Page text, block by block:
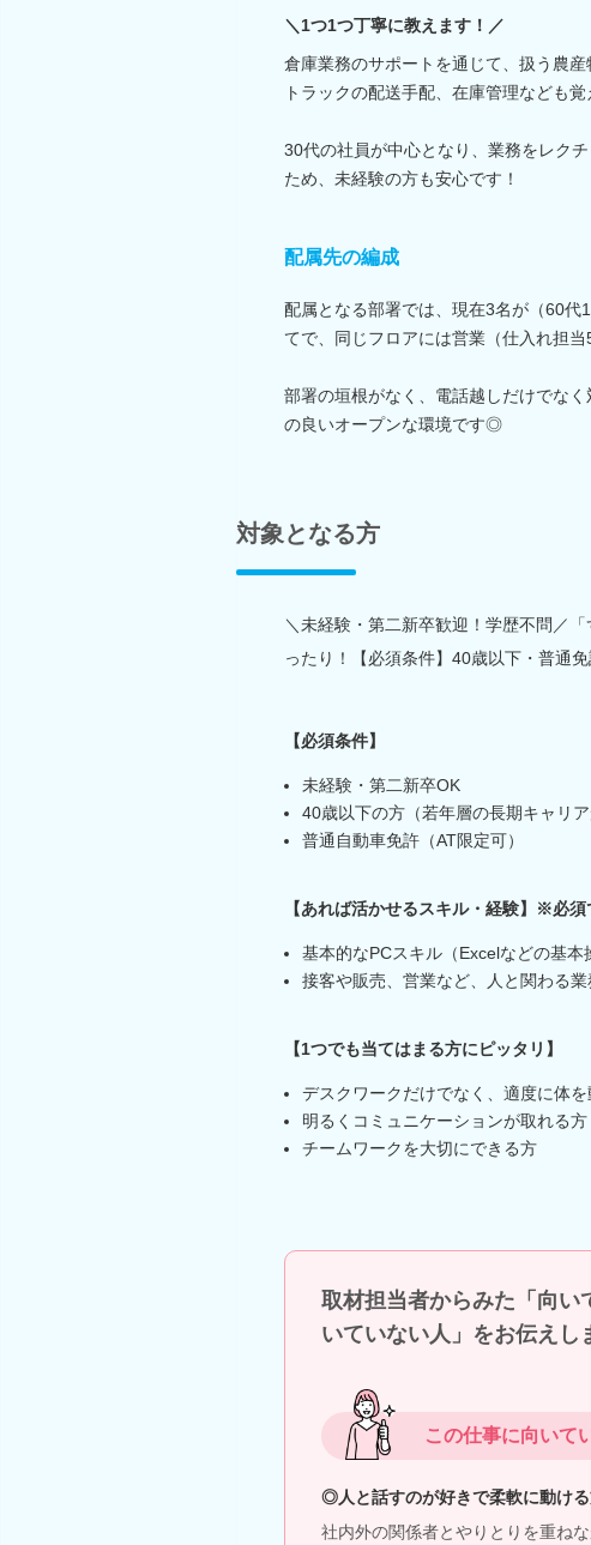
＼1つ1つ丁寧に教えます！／
倉庫業務のサポートを通じて、扱う農
トラックの配送手配、在庫管理なども
30代の社員が中心となり、業務をレク
ため、未経験の方も安心です！
配属先の編成
配属となる部署では、現在3名が（60
てで、同じフロアには営業（仕入れ担
部署の垣根がなく、電話越しだけでな
の良いオープンな環境です◎
対象となる方
＼未経験・第二新卒歓迎！学歴不問／
ったり！【必須条件】40歳以下・普通
【必須条件】
未経験・第二新卒OK
40歳以下の方（若年層の長期キャリア
普通自動車免許（AT限定可）
【あれば活かせるスキル・経験】※必
基本的なPCスキル（Excelなどの基本
接客や販売、営業など、人と関わる
【1つでも当てはまる方にピッタリ】
デスクワークだけでなく、適度に体
明るくコミュニケーションが取れる方
チームワークを大切にできる方
取材担当者からみた「向い
いていない人」をお伝えし
この仕事に向いて
◎人と話すのが好きで柔軟に動け
社内外の関係者とやりとりを重ね